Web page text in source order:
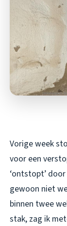
Vorige week
voor een
‘ontstopt’
gewoon niet
binnen twee
stak, zag ik